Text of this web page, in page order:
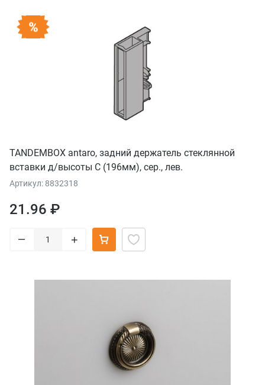
TANDEMBOX antaro, задний держатель стеклянной
вставки д/высоты С (196мм), сер., лев.
Артикул: 8832318
21.96 ₽
– +